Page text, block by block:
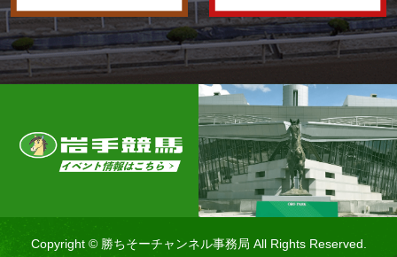
Copyright © 勝ちそーチャンネル事務局 All Rights Reserved.